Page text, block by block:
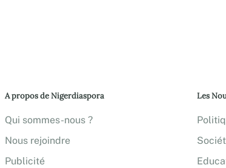
A propos de Nigerdiaspora
Qui sommes-nous ?
Nous rejoindre
Publicité
Les